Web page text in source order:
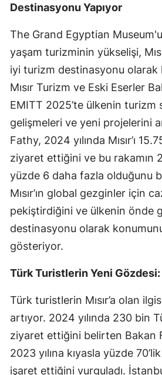
Destinasyonu Yapıyor
The Grand Egyptian Museum'un
yaşam turizminin yükselişi,
iyi turizm destinasyonu olarak
Mısır Turizm ve Eski Eserler
EMITT 2025’te ülkenin turizm
gelişmeleri ve yeni projelerini
Fathy, 2024 yılında Mısır’ı
ziyaret ettiğini ve bu rakamın
yüzde 6 daha fazla olduğunu
Mısır’ın global gezginler için
pekiştirdiğini ve ülkenin önde
destinasyonu olarak
gösteriyor.
Türk Turistlerin Yeni Gözdesi:
Türk turistlerin Mısır’a olan
artıyor. 2024 yılında 230 bin
ziyaret ettiğini belirten Bakan
2023 yılına kıyasla yüzde
işaret ettiğini vurguladı.